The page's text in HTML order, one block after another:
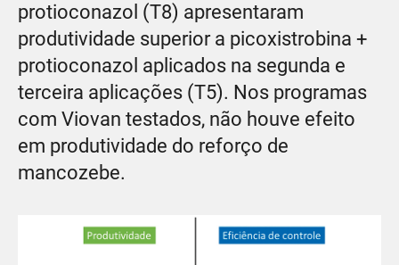
protioconazol (T8) apresentaram
produtividade superior a picoxistrobina +
protioconazol aplicados na segunda e
terceira aplicações (T5). Nos programas
com Viovan testados, não houve efeito
em produtividade do reforço de
mancozebe.